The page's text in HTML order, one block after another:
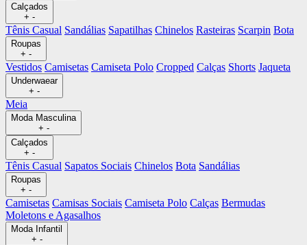
Calçados
+ -
Tênis Casual Sandálias Sapatilhas Chinelos Rasteiras Scarpin Bota
Roupas
+ -
Vestidos Camisetas Camiseta Polo Cropped Calças Shorts Jaqueta
Underwaear
+ -
Meia
Moda Masculina
+ -
Calçados
+ -
Tênis Casual Sapatos Sociais Chinelos Bota Sandálias
Roupas
+ -
Camisetas Camisas Sociais Camiseta Polo Calças Bermudas
Moletons e Agasalhos
Moda Infantil
+ -